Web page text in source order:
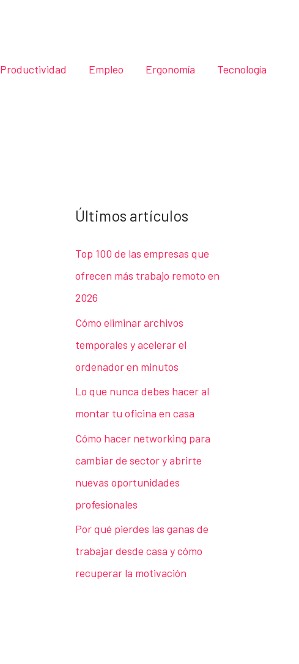
Productividad Empleo Ergonomía Tecnología
Últimos artículos
Top 100 de las empresas que
ofrecen más trabajo remoto en
2026
Cómo eliminar archivos
temporales y acelerar el
ordenador en minutos
Lo que nunca debes hacer al
montar tu oficina en casa
Cómo hacer networking para
cambiar de sector y abrirte
nuevas oportunidades
profesionales
Por qué pierdes las ganas de
trabajar desde casa y cómo
recuperar la motivación